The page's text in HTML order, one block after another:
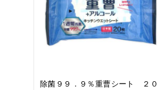
除菌９９．９％重曹シート ２０